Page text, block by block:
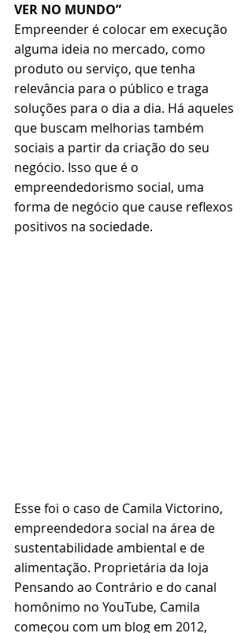
VER NO MUNDO”
Empreender é colocar em execução
alguma ideia no mercado, como
produto ou serviço, que tenha
relevância para o público e traga
soluções para o dia a dia. Há aqueles
que buscam melhorias também
sociais a partir da criação do seu
negócio. Isso que é o
empreendedorismo social, uma
forma de negócio que cause reflexos
positivos na sociedade.
Esse foi o caso de Camila Victorino,
empreendedora social na área de
sustentabilidade ambiental e de
alimentação. Proprietária da loja
Pensando ao Contrário e do canal
homônimo no YouTube, Camila
começou com um blog em 2012,